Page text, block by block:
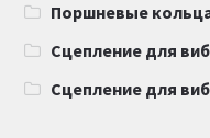
Поршневые
Сцепление для
Сцепление для